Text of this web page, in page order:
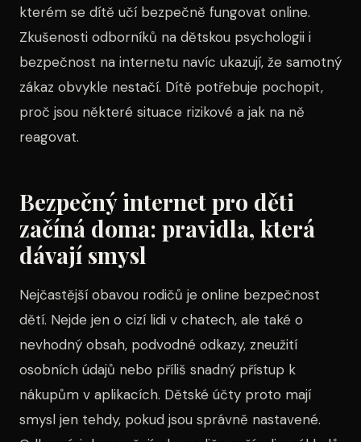
kterém se dítě učí bezpečně fungovat online.
Zkušenosti odborníků na dětskou psychologii i
bezpečnost na internetu navíc ukazují, že samotný
zákaz obvykle nestačí. Dítě potřebuje pochopit,
proč jsou některé situace rizikové a jak na ně
reagovat.
Bezpečný internet pro děti
začíná doma: pravidla, která
dávají smysl
Nejčastější obavou rodičů je online bezpečnost
dětí. Nejde jen o cizí lidi v chatech, ale také o
nevhodný obsah, podvodné odkazy, zneužití
osobních údajů nebo příliš snadný přístup k
nákupům v aplikacích. Dětské účty proto mají
smysl jen tehdy, pokud jsou správně nastavené.